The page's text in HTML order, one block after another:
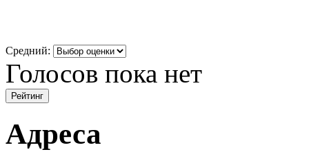
Средний:
Голосов пока нет
Адреса